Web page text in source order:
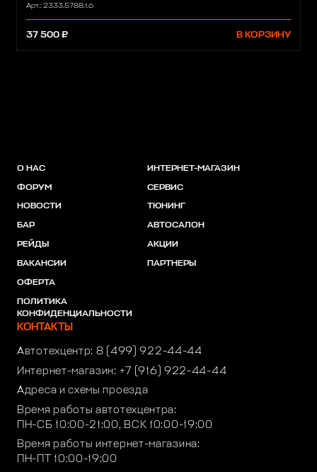
Арт.: 2333.5788.1.6
37 500 ₽ В КОРЗИНУ
О НАС
ФОРУМ
НОВОСТИ
БАР
РЕЙДЫ
ВАКАНСИИ
ОФЕРТА
ПОЛИТИКА
КОНФИДЕНЦИАЛЬНОСТИ
ИНТЕРНЕТ-МАГАЗИН
СЕРВИС
ТЮНИНГ
АВТОСАЛОН
АКЦИИ
ПАРТНЕРЫ
КОНТАКТЫ
Автотехцентр: 8 (499) 922-44-44
Интернет-магазин: +7 (916) 922-44-44
Адреса и схемы проезда
Время работы автотехцентра:
ПН-СБ 10:00-21:00, ВСК 10:00-19:00
Время работы интернет-магазина:
ПН-ПТ 10:00-19:00